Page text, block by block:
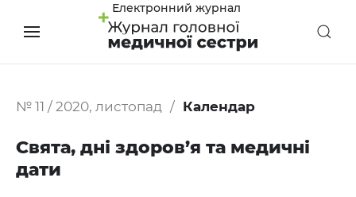
Електронний журнал
№ 11 / 2020, листопад Календар
Свята, дні здоров’я та медичні
дати